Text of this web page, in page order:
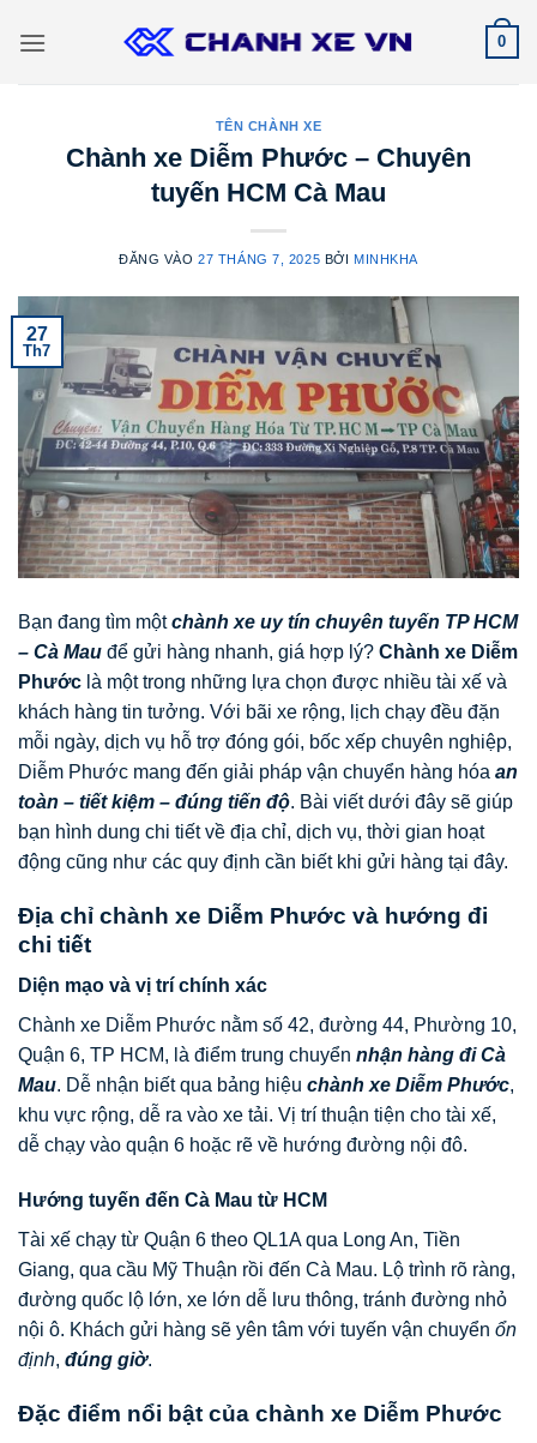
qua
0
TÊN CHÀNH XE
Chành xe Diễm Phước – Chuyên
tuyến HCM Cà Mau
ĐĂNG VÀO27 THÁNG 7, 2025 BỞI MINHKHA
27
Th7
Bạn đang tìm mộtchành xe uy tín chuyên tuyến TP HCM
– Cà Mau để gửi hàng nhanh, giá hợp lý? Chành xe Diễm
Phước là một trong những lựa chọn được nhiều tài xế và
khách hàng tin tưởng. Với bãi xe rộng, lịch chạy đều đặn
mỗi ngày, dịch vụ hỗ trợ đóng gói, bốc xếp chuyên nghiệp,
Diễm Phước mang đến giải pháp vận chuyển hàng hóa an
toàn – tiết kiệm – đúng tiến độ. Bài viết dưới đây sẽ giúp
bạn hình dung chi tiết về địa chỉ, dịch vụ, thời gian hoạt
động cũng như các quy định cần biết khi gửi hàng tại đây.
Địa chỉ chành xe Diễm Phước và hướng đi
chi tiết
Diện mạo và vị trí chính xác
Chành xe Diễm Phước nằm số 42, đường 44, Phường 10,
Quận 6, TP HCM, là điểm trung chuyển nhận hàng đi Cà
Mau. Dễ nhận biết qua bảng hiệu chành xe Diễm Phước,
khu vực rộng, dễ ra vào xe tải. Vị trí thuận tiện cho tài xế,
dễ chạy vào quận 6 hoặc rẽ về hướng đường nội đô.
Hướng tuyến đến Cà Mau từ HCM
Tài xế chạy từ Quận 6 theo QL1A qua Long An, Tiền
Giang, qua cầu Mỹ Thuận rồi đến Cà Mau. Lộ trình rõ ràng,
đường quốc lộ lớn, xe lớn dễ lưu thông, tránh đường nhỏ
nội ô. Khách gửi hàng sẽ yên tâm với tuyến vận chuyển ổn
định, đúng giờ.
Đặc điểm nổi bật của chành xe Diễm Phước